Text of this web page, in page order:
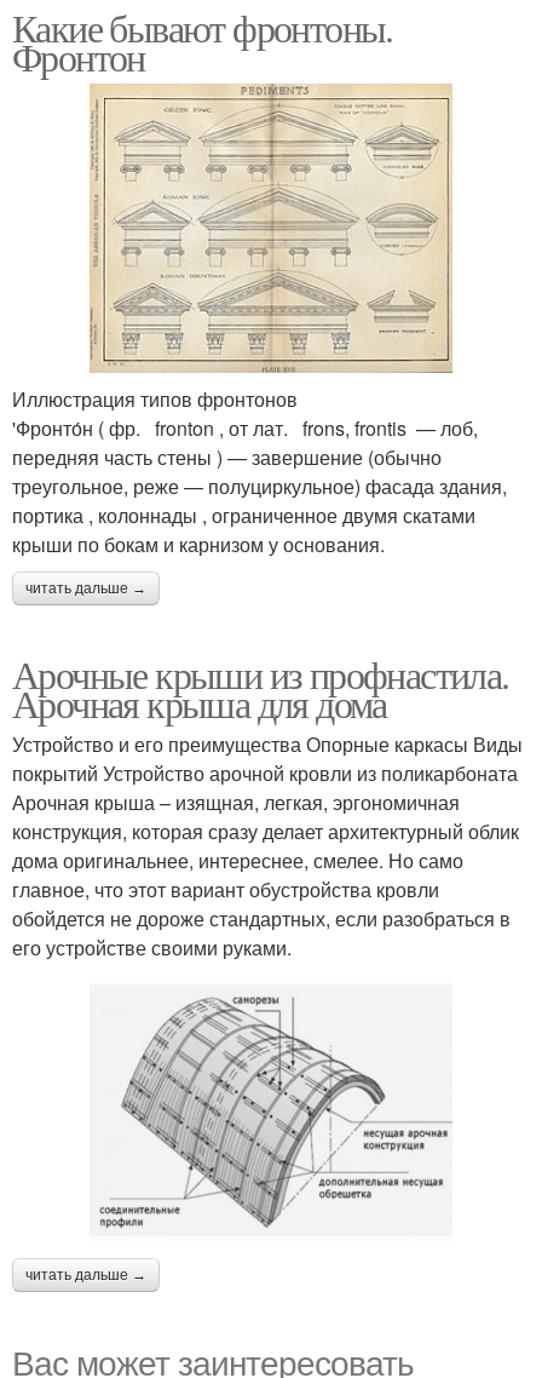
Какие бывают фронтоны.
Фронтон
Иллюстрация типов фронтонов
'Фронто́н ( фр. fronton , от лат. frons, frontis — лоб,
передняя часть стены ) — завершение (обычно
треугольное, реже — полуциркульное) фасада здания,
портика , колоннады , ограниченное двумя скатами
крыши по бокам и карнизом у основания.
читать дальше →
Арочные крыши из профнастила.
Арочная крыша для дома
Устройство и его преимущества Опорные каркасы Виды
покрытий Устройство арочной кровли из поликарбоната
Арочная крыша – изящная, легкая, эргономичная
конструкция, которая сразу делает архитектурный облик
дома оригинальнее, интереснее, смелее. Но само
главное, что этот вариант обустройства кровли
обойдется не дороже стандартных, если разобраться в
его устройстве своими руками.
читать дальше →
Вас может заинтересовать